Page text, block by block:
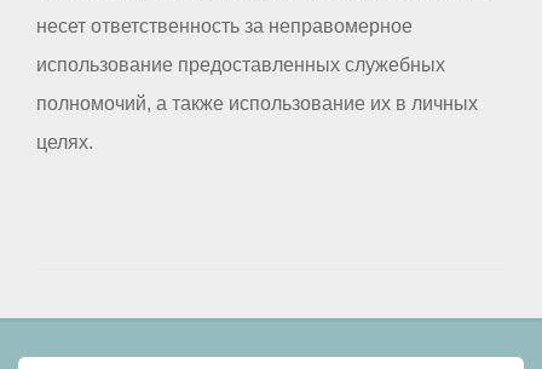
несет ответственность за неправомерное
использование предоставленных служебных
полномочий, а также использование их в личных
целях.